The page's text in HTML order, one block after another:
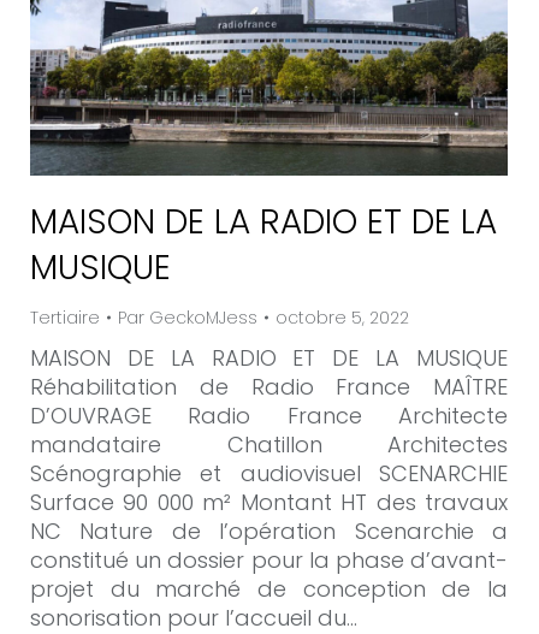
MAISON DE LA RADIO ET DE LA
MUSIQUE
Tertiaire Par GeckoMJess octobre 5, 2022
MAISON DE LA RADIO ET DE LA MUSIQUE
Réhabilitation de Radio France MAÎTRE
D’OUVRAGE Radio France Architecte
mandataire Chatillon Architectes
Scénographie et audiovisuel SCENARCHIE
Surface 90 000 m² Montant HT des travaux
NC Nature de l’opération Scenarchie a
constitué un dossier pour la phase d’avant-
projet du marché de conception de la
sonorisation pour l’accueil du…